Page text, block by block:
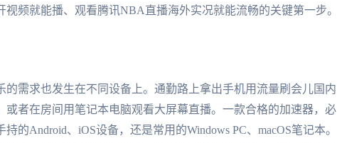
频就能播、观看腾讯NBA直播海外实况就能流畅的关键第一步。
的需求也发生在不同设备上。通勤路上拿出手机用流量刷会儿国内
者在房间用笔记本电脑观看大屏幕直播。一款合格的加速器，必
Android、iOS设备，还是常用的Windows PC、macOS笔记本。